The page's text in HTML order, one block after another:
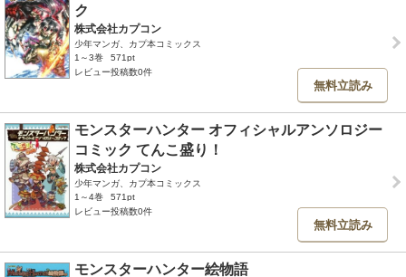
ク
株式会社カプコン
少年マンガ、カプ本コミックス
1～3巻
571pt
レビュー投稿数0件
無料立読み
モンスターハンター オフィシャルアンソロジー
コミック てんこ盛り！
株式会社カプコン
少年マンガ、カプ本コミックス
1～4巻
571pt
レビュー投稿数0件
無料立読み
モンスターハンター絵物語